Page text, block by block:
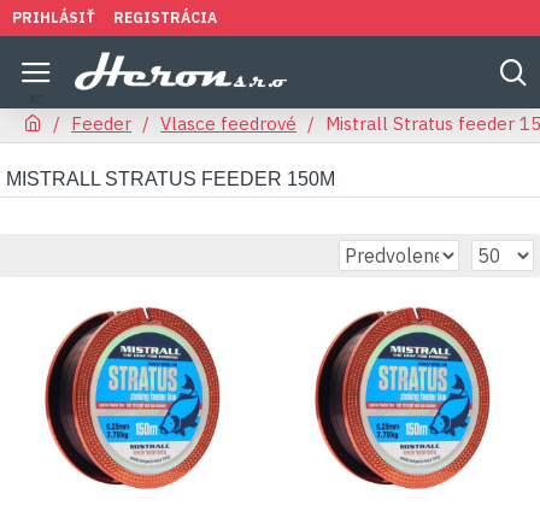
PRIHLÁSIŤ REGISTRÁCIA
Feeder Vlasce feedrové Mistrall Stratus feeder
MISTRALL STRATUS FEEDER 150M